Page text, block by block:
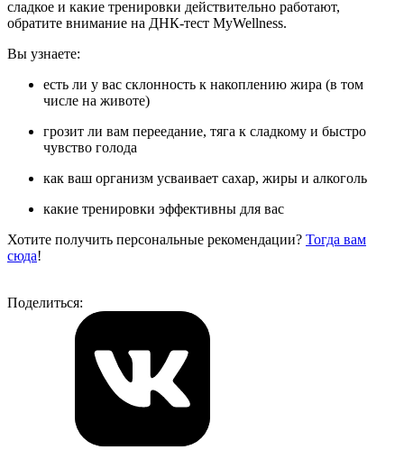
сладкое и какие тренировки действительно работают,
обратите внимание на ДНК-тест MyWellness.
Вы узнаете:
есть ли у вас склонность к накоплению жира (в том
числе на животе)
грозит ли вам переедание, тяга к сладкому и быстро
чувство голода
как ваш организм усваивает сахар, жиры и алкоголь
какие тренировки эффективны для вас
Хотите получить персональные рекомендации? Тогда вам
сюда!
Поделиться: